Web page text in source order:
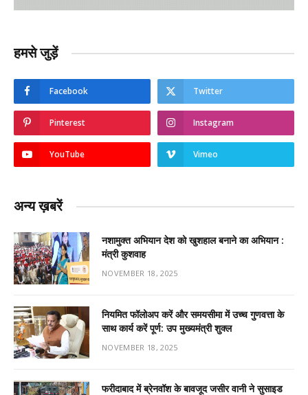
हमसे जुड़ें
Facebook Twitter
Pinterest Instagram
YouTube Vimeo
अन्य ख़बरें
नशामुक्त अभियान देश को खुशहाल बनाने का अभियान :
मंत्री कुशवाह
NOVEMBER 18, 2025
नियमित फॉलोअप करें और समयसीमा में उच्च गुणवत्ता के
साथ कार्य करें पूर्ण: उप मुख्यमंत्री शुक्ल
NOVEMBER 18, 2025
फरीदाबाद में ब्रेनवॉश के बावजूद जसीर वानी ने सुसाइड